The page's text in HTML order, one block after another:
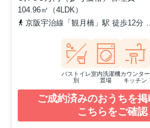
104.96㎡（4LDK）
京阪宇治線「観月橋」駅 徒歩12分
バストイレ
別
室内洗濯機
置場
カウンター
キッチン
ご成約済みのおうちを
こちらをご確